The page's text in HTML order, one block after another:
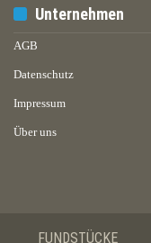
Unternehmen
AGB
Datenschutz
Impressum
Über uns
FUNDSTÜCKE